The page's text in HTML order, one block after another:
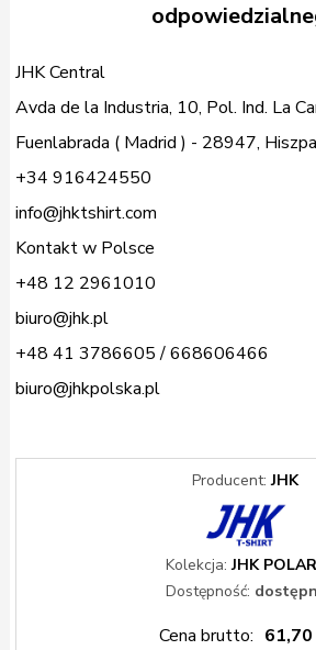
JHK Central
Avda de la Industria, 10, Pol. Ind. La
Fuenlabrada ( Madrid ) - 28947,
+34 916424550
info@jhktshirt.com
Kontakt w Polsce
+48 12 2961010
biuro@jhk.pl
+48 41 3786605 / 668606466
biuro@jhkpolska.pl
Producent:JHK
Kolekcja:JHK
Dostępność:
Cena brutto: 61,70